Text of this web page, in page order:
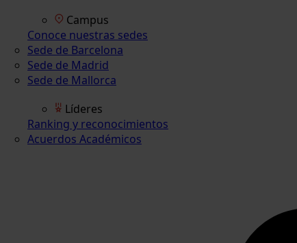
Campus
Conoce nuestras sedes
Sede de Barcelona
Sede de Madrid
Sede de Mallorca
Líderes
Ranking y reconocimientos
Acuerdos Académicos